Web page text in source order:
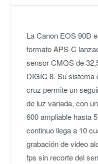
La Canon EOS 90D
formato APS-C
sensor CMOS de
DIGIC 8. Su sistema
cruz permite un
de luz variada, con
600 ampliable hasta
continuo llega a 10
grabación de video
fps sin recorte del